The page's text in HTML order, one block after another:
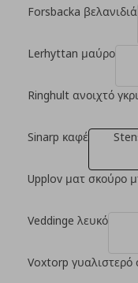
Forsbacka βελανιδιά
Lerhyttan μαύρο
Ringhult ανοιχτό γκρι
Sinarp καφέ
Upplov ματ σκούρο
Veddinge λευκό
Voxtorp γυαλιστερό